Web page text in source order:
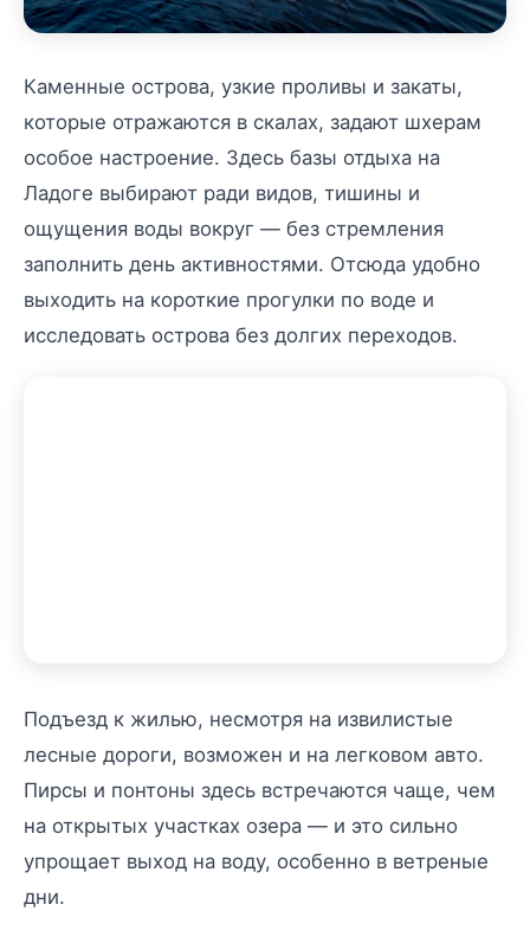
Каменные острова, узкие проливы и закаты,
которые отражаются в скалах, задают шхерам
особое настроение. Здесь базы отдыха на
Ладоге выбирают ради видов, тишины и
ощущения воды вокруг — без стремления
заполнить день активностями. Отсюда удобно
выходить на короткие прогулки по воде и
исследовать острова без долгих переходов.
Подъезд к жилью, несмотря на извилистые
лесные дороги, возможен и на легковом авто.
Пирсы и понтоны здесь встречаются чаще, чем
на открытых участках озера — и это сильно
упрощает выход на воду, особенно в ветреные
дни.